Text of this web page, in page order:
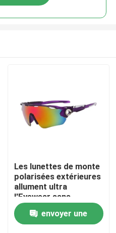
Les lunettes de monte
polarisées extérieures
allument ultra
l'Eyewear sans
frontière
envoyer une